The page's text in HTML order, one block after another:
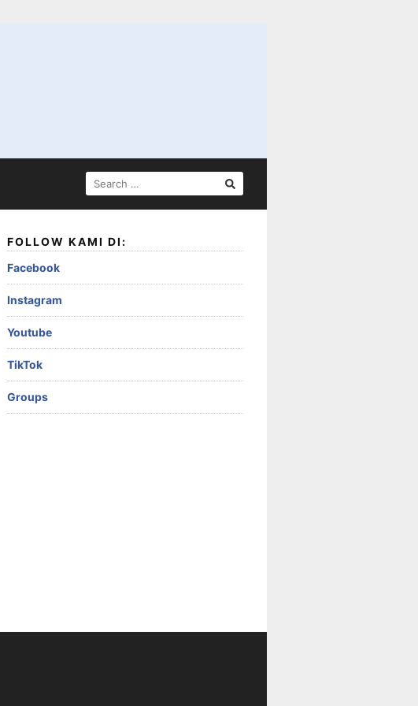
SEARCH
FOR:
FOLLOW KAMI DI:
Facebook
Instagram
Youtube
TikTok
Groups